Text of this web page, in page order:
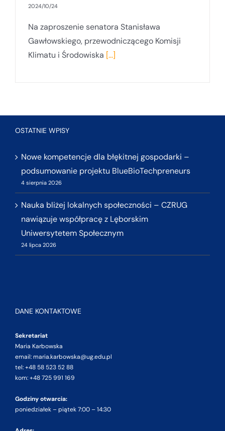
2024/10/24
Na zaproszenie senatora Stanisława
Gawłowskiego, przewodniczącego Komisji
Klimatu i Środowiska [...]
OSTATNIE WPISY
Nowe kompetencje dla błękitnej gospodarki –
podsumowanie projektu BlueBioTechpreneurs
4 sierpnia 2026
Nauka bliżej lokalnych społeczności – CZRUG
nawiązuje współpracę z Lęborskim
Uniwersytetem Społecznym
24 lipca 2026
DANE KONTAKTOWE
Sekretariat
Maria Karbowska
email: maria.karbowska@ug.edu.pl
tel: +48 58 523 52 88
kom: +48 725 991 169
Godziny otwarcia:
poniedziałek – piątek 7:00 – 14:30